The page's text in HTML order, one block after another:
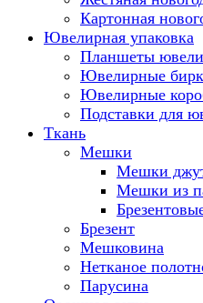
Картонная
Ювелирная упаковка
Планшеты
Ювелирные
Ювелирные
Подставки для
Ткань
Мешки
Мешки
Мешки из
Брезент
Мешковина
Нетканое
Парусина